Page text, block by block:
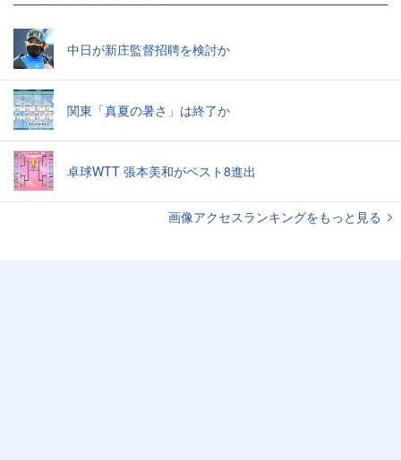
中日が新庄監督招聘を検討か
関東「真夏の暑さ」は終了か
卓球WTT 張本美和がベスト8進出
画像アクセスランキングをもっと見る